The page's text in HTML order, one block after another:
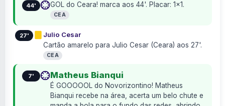
44' GOL do Ceara! marca aos 44'. Placar: 1×1.
CEA
27'
Julio Cesar
Cartão amarelo para Julio Cesar (Ceara) aos 27'.
CEA
7' Matheus Bianqui
É GOOOOOL do Novorizontino! Matheus
Bianqui recebe na área, acerta um belo chute e